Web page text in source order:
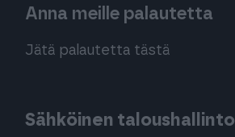
Anna meille palautetta
Jätä palautetta tästä
Sähköinen taloushallinto